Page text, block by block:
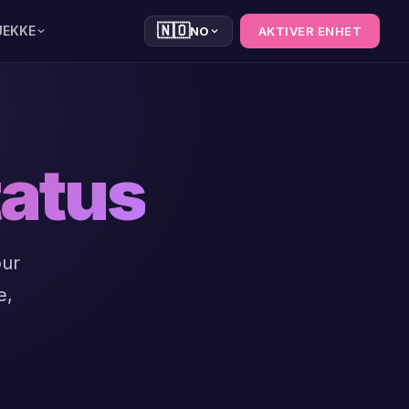
🇳🇴NO AKTIVER ENHET